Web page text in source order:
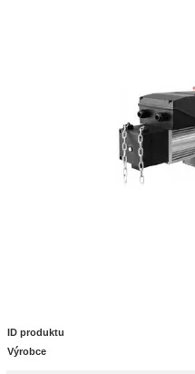
ID produktu
Výrobce